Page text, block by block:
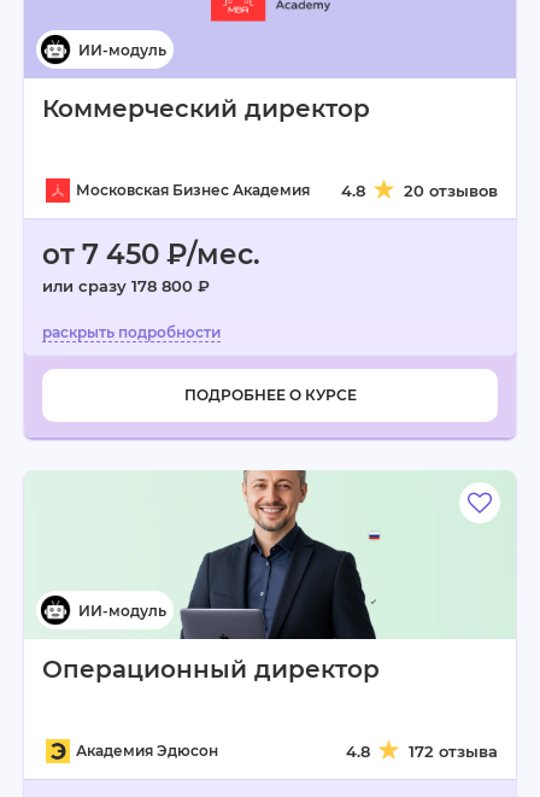
Коммерческий директор
Московская Бизнес Академия 4.8 20 отзывов
от 7 450 ₽/мес.
или сразу 178 800 ₽
ПОДРОБНЕЕ О КУРСЕ
Операционный директор
Академия Эдюсон 4.8 172 отзыва